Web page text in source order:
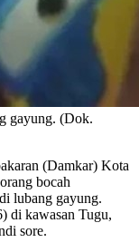
gayung. (Dok.
(Damkar) Kota
bocah
lubang gayung.
di kawasan Tugu,
sore.